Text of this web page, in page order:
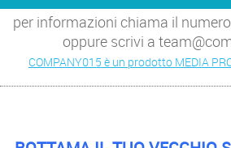
per informazioni chiama il
oppure scrivi a
COMPANY015 è un prodotto MEDIA